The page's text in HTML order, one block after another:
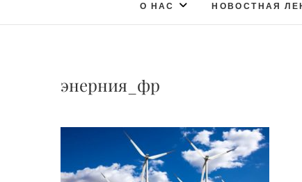
О НАС НОВОСТНАЯ
энерния_фр